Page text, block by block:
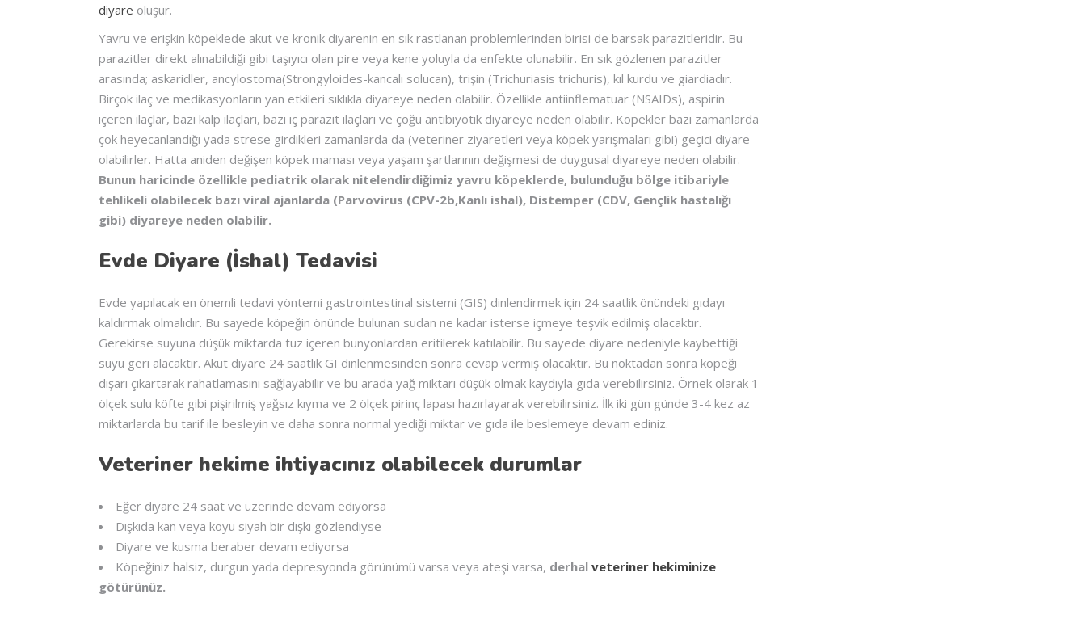
diyare oluşur.
Yavru ve erişkin köpeklede akut ve kronik diyarenin en sık rastlanan problemlerinden birisi de barsak parazitleridir. Bu
parazitler direkt alınabildiği gibi taşıyıcı olan pire veya kene yoluyla da enfekte olunabilir. En sık gözlenen parazitler
arasında; askaridler, ancylostoma(Strongyloides-kancalı solucan), trişin (Trichuriasis trichuris), kıl kurdu ve giardiadır.
Birçok ilaç ve medikasyonların yan etkileri sıklıkla diyareye neden olabilir. Özellikle antiinflematuar (NSAIDs), aspirin
içeren ilaçlar, bazı kalp ilaçları, bazı iç parazit ilaçları ve çoğu antibiyotik diyareye neden olabilir. Köpekler bazı zamanlarda
çok heyecanlandığı yada strese girdikleri zamanlarda da (veteriner ziyaretleri veya köpek yarışmaları gibi) geçici diyare
olabilirler. Hatta aniden değişen köpek maması veya yaşam şartlarının değişmesi de duygusal diyareye neden olabilir.
Bunun haricinde özellikle pediatrik olarak nitelendirdiğimiz yavru köpeklerde, bulunduğu bölge itibariyle
tehlikeli olabilecek bazı viral ajanlarda (Parvovirus (CPV-2b,Kanlı ishal), Distemper (CDV, Gençlik hastalığı
gibi) diyareye neden olabilir.
Evde Diyare (İshal) Tedavisi
Evde yapılacak en önemli tedavi yöntemi gastrointestinal sistemi (GIS) dinlendirmek için 24 saatlik önündeki gıdayı
kaldırmak olmalıdır. Bu sayede köpeğin önünde bulunan sudan ne kadar isterse içmeye teşvik edilmiş olacaktır.
Gerekirse suyuna düşük miktarda tuz içeren bunyonlardan eritilerek katılabilir. Bu sayede diyare nedeniyle kaybettiği
suyu geri alacaktır. Akut diyare 24 saatlik GI dinlenmesinden sonra cevap vermiş olacaktır. Bu noktadan sonra köpeği
dışarı çıkartarak rahatlamasını sağlayabilir ve bu arada yağ miktarı düşük olmak kaydıyla gıda verebilirsiniz. Örnek olarak 1
ölçek sulu köfte gibi pişirilmiş yağsız kıyma ve 2 ölçek pirinç lapası hazırlayarak verebilirsiniz. İlk iki gün günde 3-4 kez az
miktarlarda bu tarif ile besleyin ve daha sonra normal yediği miktar ve gıda ile beslemeye devam ediniz.
Veteriner hekime ihtiyacınız olabilecek durumlar
Eğer diyare 24 saat ve üzerinde devam ediyorsa
Dışkıda kan veya koyu siyah bir dışkı gözlendiyse
Diyare ve kusma beraber devam ediyorsa
Köpeğiniz halsiz, durgun yada depresyonda görünümü varsa veya ateşi varsa, derhal veteriner hekiminize
götürünüz.